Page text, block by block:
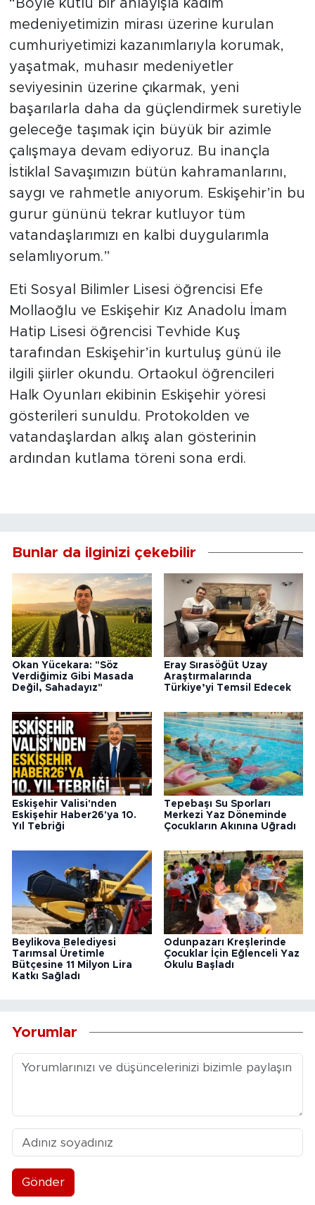
“Böyle kutlu bir anlayışla kadim
medeniyetimizin mirası üzerine kurulan
cumhuriyetimizi kazanımlarıyla korumak,
yaşatmak, muhasır medeniyetler
seviyesinin üzerine çıkarmak, yeni
başarılarla daha da güçlendirmek suretiyle
geleceğe taşımak için büyük bir azimle
çalışmaya devam ediyoruz. Bu inançla
İstiklal Savaşımızın bütün kahramanlarını,
saygı ve rahmetle anıyorum. Eskişehir’in bu
gurur gününü tekrar kutluyor tüm
vatandaşlarımızı en kalbi duygularımla
selamlıyorum.”
Eti Sosyal Bilimler Lisesi öğrencisi Efe
Mollaoğlu ve Eskişehir Kız Anadolu İmam
Hatip Lisesi öğrencisi Tevhide Kuş
tarafından Eskişehir’in kurtuluş günü ile
ilgili şiirler okundu. Ortaokul öğrencileri
Halk Oyunları ekibinin Eskişehir yöresi
gösterileri sunuldu. Protokolden ve
vatandaşlardan alkış alan gösterinin
ardından kutlama töreni sona erdi.
Bunlar da ilginizi çekebilir
Okan Yücekara: "Söz
Verdiğimiz Gibi Masada
Değil, Sahadayız"
Eray Sırasöğüt Uzay
Araştırmalarında
Türkiye’yi Temsil Edecek
Eskişehir Valisi'nden
Eskişehir Haber26'ya 10.
Yıl Tebriği
Tepebaşı Su Sporları
Merkezi Yaz Döneminde
Çocukların Akınına Uğradı
Beylikova Belediyesi
Tarımsal Üretimle
Bütçesine 11 Milyon Lira
Katkı Sağladı
Odunpazarı Kreşlerinde
Çocuklar İçin Eğlenceli Yaz
Okulu Başladı
Yorumlar
Gönder